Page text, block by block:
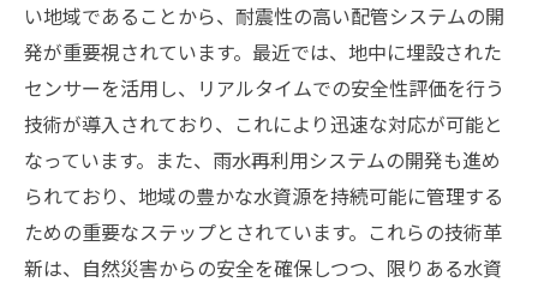
い地域であることから、耐震性の高い配管システムの開
発が重要視されています。最近では、地中に埋設された
センサーを活用し、リアルタイムでの安全性評価を行う
技術が導入されており、これにより迅速な対応が可能と
なっています。また、雨水再利用システムの開発も進め
られており、地域の豊かな水資源を持続可能に管理する
ための重要なステップとされています。これらの技術革
新は、自然災害からの安全を確保しつつ、限りある水資